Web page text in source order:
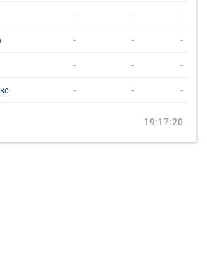
- - -
- - -
- - -
- - -
19:17:20